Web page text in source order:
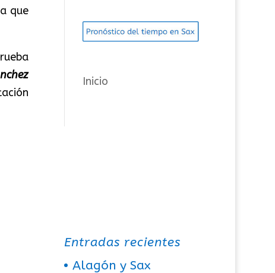
que
r
í
s
Inicio
Entradas recientes
Alagón y Sax